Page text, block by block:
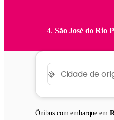
São José do Rio
Ônibus com embarque em